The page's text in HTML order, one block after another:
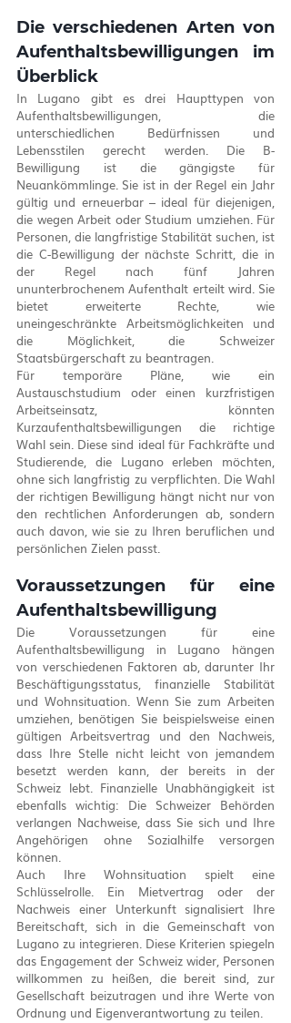
Die verschiedenen Arten von
Aufenthaltsbewilligungen im
Überblick
In Lugano gibt es drei Haupttypen von
Aufenthaltsbewilligungen, die
unterschiedlichen Bedürfnissen und
Lebensstilen gerecht werden. Die B-
Bewilligung ist die gängigste für
Neuankömmlinge. Sie ist in der Regel ein Jahr
gültig und erneuerbar – ideal für diejenigen,
die wegen Arbeit oder Studium umziehen. Für
Personen, die langfristige Stabilität suchen, ist
die C-Bewilligung der nächste Schritt, die in
der Regel nach fünf Jahren
ununterbrochenem Aufenthalt erteilt wird. Sie
bietet erweiterte Rechte, wie
uneingeschränkte Arbeitsmöglichkeiten und
die Möglichkeit, die Schweizer
Staatsbürgerschaft zu beantragen.
Für temporäre Pläne, wie ein
Austauschstudium oder einen kurzfristigen
Arbeitseinsatz, könnten
Kurzaufenthaltsbewilligungen die richtige
Wahl sein. Diese sind ideal für Fachkräfte und
Studierende, die Lugano erleben möchten,
ohne sich langfristig zu verpflichten. Die Wahl
der richtigen Bewilligung hängt nicht nur von
den rechtlichen Anforderungen ab, sondern
auch davon, wie sie zu Ihren beruflichen und
persönlichen Zielen passt.
Voraussetzungen für eine
Aufenthaltsbewilligung
Die Voraussetzungen für eine
Aufenthaltsbewilligung in Lugano hängen
von verschiedenen Faktoren ab, darunter Ihr
Beschäftigungsstatus, finanzielle Stabilität
und Wohnsituation. Wenn Sie zum Arbeiten
umziehen, benötigen Sie beispielsweise einen
gültigen Arbeitsvertrag und den Nachweis,
dass Ihre Stelle nicht leicht von jemandem
besetzt werden kann, der bereits in der
Schweiz lebt. Finanzielle Unabhängigkeit ist
ebenfalls wichtig: Die Schweizer Behörden
verlangen Nachweise, dass Sie sich und Ihre
Angehörigen ohne Sozialhilfe versorgen
können.
Auch Ihre Wohnsituation spielt eine
Schlüsselrolle. Ein Mietvertrag oder der
Nachweis einer Unterkunft signalisiert Ihre
Bereitschaft, sich in die Gemeinschaft von
Lugano zu integrieren. Diese Kriterien spiegeln
das Engagement der Schweiz wider, Personen
willkommen zu heißen, die bereit sind, zur
Gesellschaft beizutragen und ihre Werte von
Ordnung und Eigenverantwortung zu teilen.